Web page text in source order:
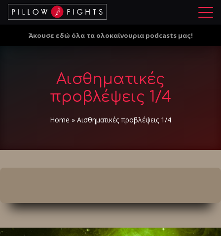
Μ
ο
Άκουσε εδώ όλα τα ολοκαίνουρια podcasts μας!
Αισθηματικές
προβλέψεις 1/4
Home » Αισθηματικές προβλέψεις 1/4